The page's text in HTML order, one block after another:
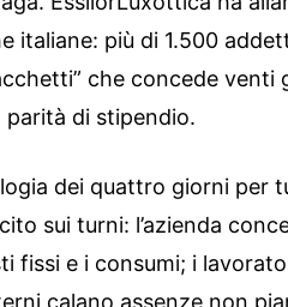
italiane: più di 1.500
che concede venti
di stipendio.
dei quattro giorni per
sui turni: l’azienda
fissi e i consumi; i